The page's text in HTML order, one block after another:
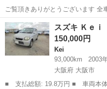
ご覧頂きありがとうございます 全車 goonet カーセンサー 掲載！！
M's Stance 土山本店 軽自動車専門店 ☆気になる車があれ
に...
滋賀 甲賀市 甲賀駅
スズキ Ｋｅｉ
150,000円
Kei
93,000km
2003
大阪府 大阪市
■ 支払総額: 19.8万円 ■ 車両本体価格： 150,000 円 ■ メーカー